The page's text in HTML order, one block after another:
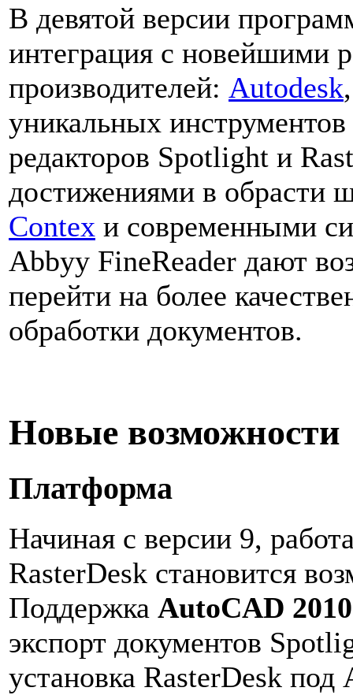
В девятой версии
интеграция с новейшими
производителей: Autodesk
уникальных
редакторов Spotlight и
достижениями в обрасти
Contex и современными
Abbyy FineReader дают
перейти на более
обработки документов.
Новые возможности
Платформа
Начиная с версии 9,
RasterDesk становится
Поддержка AutoCAD 2010
экспорт документов
установка RasterDesk